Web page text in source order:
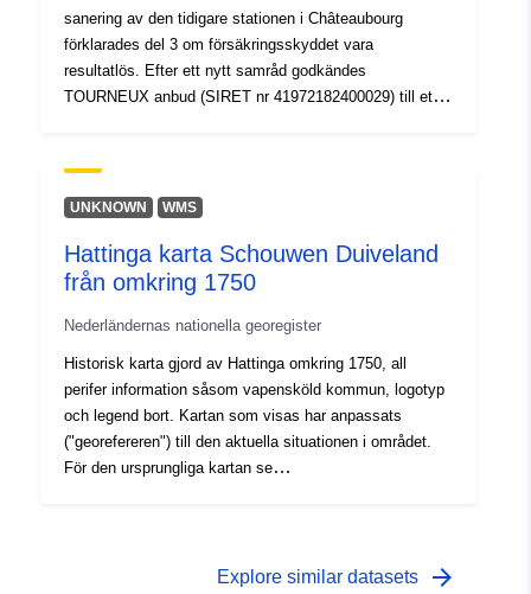
sanering av den tidigare stationen i Châteaubourg
förklarades del 3 om försäkringsskyddet vara
resultatlös. Efter ett nytt samråd godkändes
TOURNEUX anbud (SIRET nr 41972182400029) till ett
UNKNOWN WMS
Hattinga karta Schouwen Duiveland
från omkring 1750
Nederländernas nationella georegister
Historisk karta gjord av Hattinga omkring 1750, all
perifer information såsom vapensköld kommun, logotyp
och legend bort. Kartan som visas har anpassats
("georefereren") till den aktuella situationen i området.
För den ursprungliga kartan se
Explore similar datasets arrow_forward